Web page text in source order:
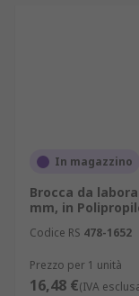
In magazzino
Brocca da
mm, in
Codice RS 478-1652
Prezzo per 1 unità
16,48 €(IVA